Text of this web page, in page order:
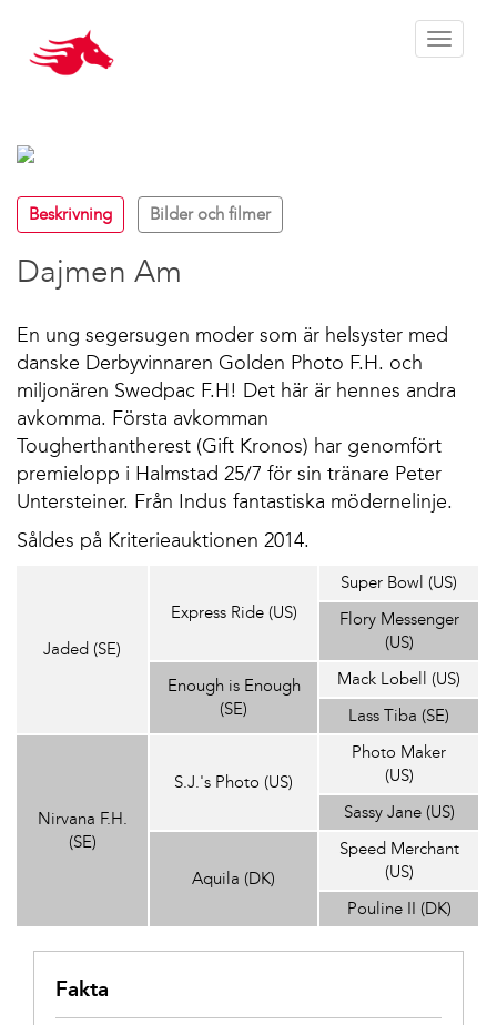
Toggle
Beskrivning Bilder och filmer
Dajmen Am
En ung segersugen moder som är helsyster med
danske Derbyvinnaren Golden Photo F.H. och
miljonären Swedpac F.H! Det här är hennes andra
avkomma. Första avkomman
Tougherthantherest (Gift Kronos) har genomfört
premielopp i Halmstad 25/7 för sin tränare Peter
Untersteiner. Från Indus fantastiska mödernelinje.
Såldes på Kriterieauktionen 2014.
Jaded (SE)
Express Ride (US)
Super Bowl (US)
Flory Messenger
(US)
Enough is Enough
(SE)
Mack Lobell (US)
Lass Tiba (SE)
Nirvana F.H.
(SE)
S.J.'s Photo (US)
Photo Maker
(US)
Sassy Jane (US)
Aquila (DK)
Speed Merchant
(US)
Pouline II (DK)
Fakta